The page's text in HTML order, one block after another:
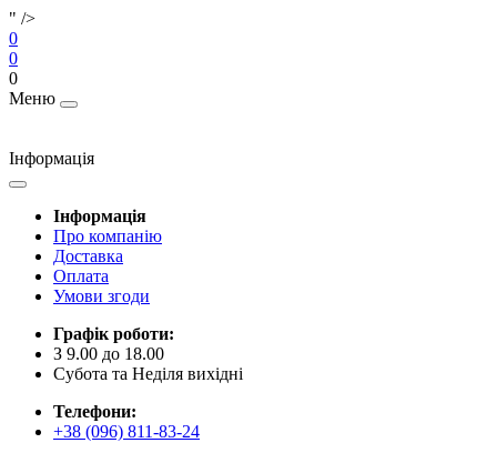
" />
0
0
0
Меню
Інформація
Інформація
Про компанію
Доставка
Оплата
Умови згоди
Графік роботи:
З 9.00 до 18.00
Субота та Неділя вихідні
Телефони:
+38 (096) 811-83-24